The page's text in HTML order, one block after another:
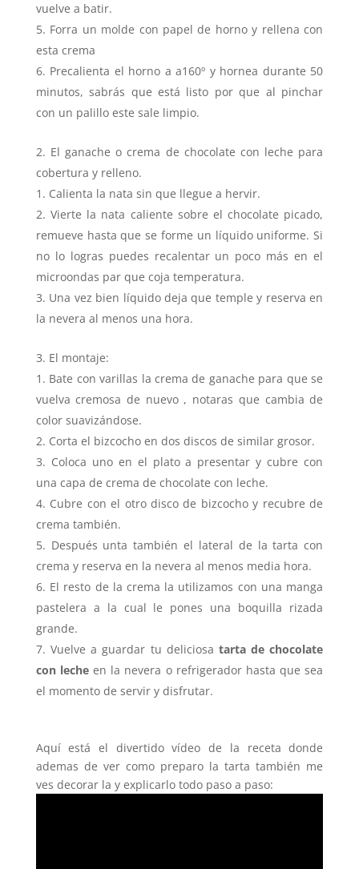
vuelve a batir.
Forra un molde con papel de horno y rellena con
esta crema
Precalienta el horno a a160º y hornea durante 50
minutos, sabrás que está listo por que al pinchar
con un palillo este sale limpio.
El ganache o crema de chocolate con leche para
cobertura y relleno.
Calienta la nata sin que llegue a hervir.
Vierte la nata caliente sobre el chocolate picado,
remueve hasta que se forme un líquido uniforme. Si
no lo logras puedes recalentar un poco más en el
microondas par que coja temperatura.
Una vez bien líquido deja que temple y reserva en
la nevera al menos una hora.
El montaje:
Bate con varillas la crema de ganache para que se
vuelva cremosa de nuevo , notaras que cambia de
color suavizándose.
Corta el bizcocho en dos discos de similar grosor.
Coloca uno en el plato a presentar y cubre con
una capa de crema de chocolate con leche.
Cubre con el otro disco de bizcocho y recubre de
crema también.
Después unta también el lateral de la tarta con
crema y reserva en la nevera al menos media hora.
El resto de la crema la utilizamos con una manga
pastelera a la cual le pones una boquilla rizada
grande.
Vuelve a guardar tu deliciosa tarta de chocolate
con lecheen la nevera o refrigerador hasta que sea
el momento de servir y disfrutar.
Aquí está el divertido vídeo de la receta donde
ademas de ver como preparo la tarta también me
ves decorar la y explicarlo todo paso a paso: